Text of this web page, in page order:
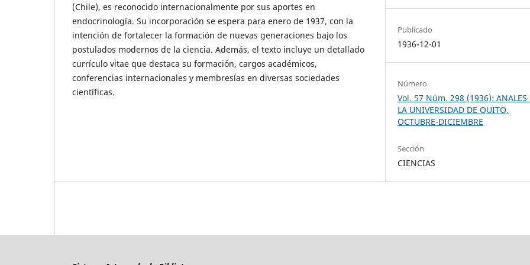
(Chile), es reconocido internacionalmente por sus aportes en
endocrinología. Su incorporación se espera para enero de 1937, con la
intención de fortalecer la formación de nuevas generaciones bajo los
postulados modernos de la ciencia. Además, el texto incluye un detallado
currículo vitae que destaca su formación, cargos académicos,
conferencias internacionales y membresías en diversas sociedades
científicas.
Publicado
1936-12-01
Número
Vol. 57 Núm. 298 (1936): ANALES
LA UNIVERSIDAD DE QUITO,
OCTUBRE-DICIEMBRE
Sección
CIENCIAS